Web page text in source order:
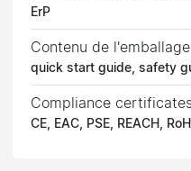
ErP
Contenu de l'emballage
quick start guide, safety
Compliance
CE, EAC, PSE, REACH,